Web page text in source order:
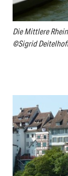
Die Mittlere
©Sigrid